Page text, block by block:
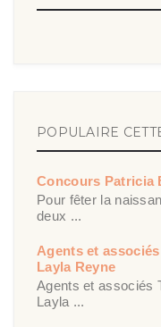
POPULAIRE
Concours Patricia
Pour fêter la
deux ...
Agents et
Layla Reyne
Agents et associés
Layla ...